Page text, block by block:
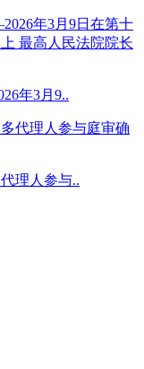
年3月9..
理人参与..